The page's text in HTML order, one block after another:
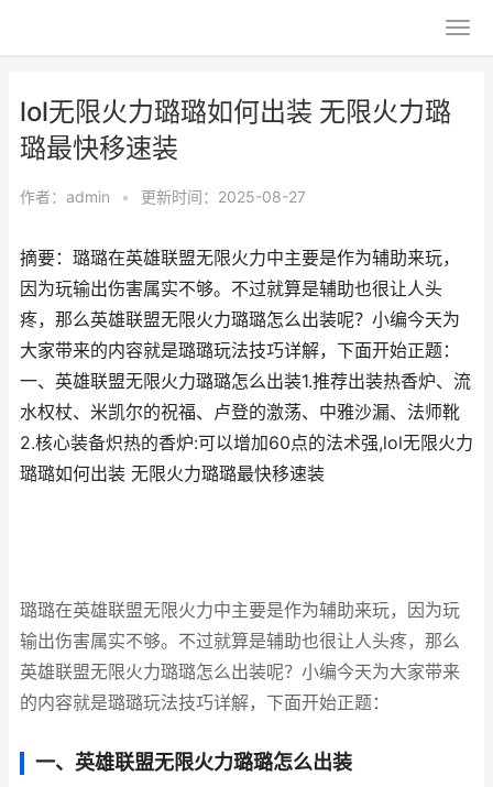
lol无限火力璐璐如何出装 无限火力璐
璐最快移速装
作者： admin • 更新时间：2025-08-27
摘要：璐璐在英雄联盟无限火力中主要是作为辅助来玩，
因为玩输出伤害属实不够。不过就算是辅助也很让人头
疼，那么英雄联盟无限火力璐璐怎么出装呢？小编今天为
大家带来的内容就是璐璐玩法技巧详解，下面开始正题：
一、英雄联盟无限火力璐璐怎么出装1.推荐出装热香炉、流
水权杖、米凯尔的祝福、卢登的激荡、中雅沙漏、法师靴
2.核心装备炽热的香炉:可以增加60点的法术强,lol无限火力
璐璐如何出装 无限火力璐璐最快移速装
璐璐在英雄联盟无限火力中主要是作为辅助来玩，因为玩
输出伤害属实不够。不过就算是辅助也很让人头疼，那么
英雄联盟无限火力璐璐怎么出装呢？小编今天为大家带来
的内容就是璐璐玩法技巧详解，下面开始正题：
一、英雄联盟无限火力璐璐怎么出装